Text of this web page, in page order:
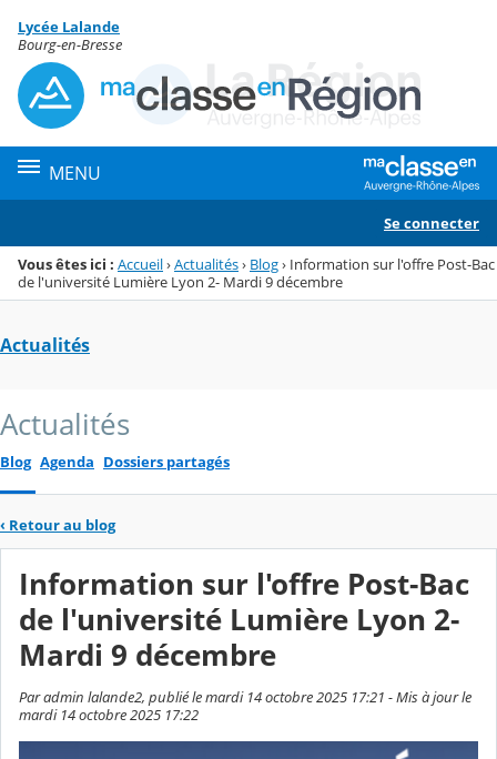
Menu de la rubrique
Contenu
Lycée Lalande
Bourg-en-Bresse
MENU
Se connecter
Vous êtes ici : Accueil›Actualités› Blog› Information sur l'offre Post-Bac
de l'université Lumière Lyon 2- Mardi 9 décembre
Actualités
Actualités
Blog Agenda Dossiers partagés
‹ Retour au blog
Information sur l'offre Post-Bac
de l'université Lumière Lyon 2-
Mardi 9 décembre
Par admin lalande2, publié le mardi 14 octobre 2025 17:21 - Mis à jour le
mardi 14 octobre 2025 17:22